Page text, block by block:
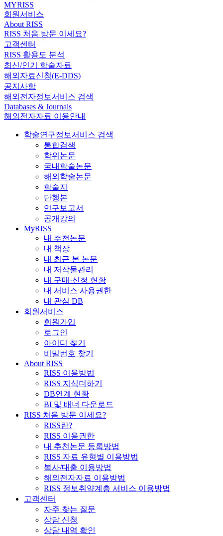
MYRISS
회원서비스
About RISS
RISS 처음 방문 이세요?
고객센터
RISS 활용도 분석
최신/인기 학술자료
해외자료신청(E-DDS)
공지사항
해외전자정보서비스 검색
Databases & Journals
해외전자자료 이용안내
학술연구정보서비스 검색
통합검색
학위논문
국내학술논문
해외학술논문
학술지
단행본
연구보고서
공개강의
MyRISS
내 추천논문
내 책장
내 최근 본 논문
내 저작물관리
내 구매·신청 현황
내 서비스 사용권한
내 관심 DB
회원서비스
회원가입
로그인
아이디 찾기
비밀번호 찾기
About RISS
RISS 이용방법
RISS 지식더하기
DB연계 현황
BI 및 배너 다운로드
RISS 처음 방문 이세요?
RISS란?
RISS 이용권한
내 추천논문 등록방법
RISS 자료 유형별 이용방법
복사/대출 이용방법
해외전자자료 이용방법
RISS 정보취약계층 서비스 이용방법
고객센터
자주 찾는 질문
상담 신청
상담 내역 확인